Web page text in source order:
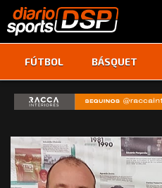
FÚTBOL BÁSQUET